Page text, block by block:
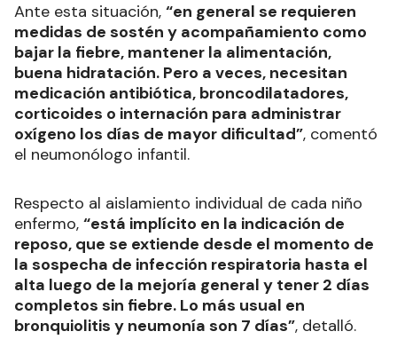
Ante esta situación, “en general se requieren
medidas de sostén y acompañamiento como
bajar la fiebre, mantener la alimentación,
buena hidratación. Pero a veces, necesitan
medicación antibiótica, broncodilatadores,
corticoides o internación para administrar
oxígeno los días de mayor dificultad”, comentó
el neumonólogo infantil.
Respecto al aislamiento individual de cada niño
enfermo, “está implícito en la indicación de
reposo, que se extiende desde el momento de
la sospecha de infección respiratoria hasta el
alta luego de la mejoría general y tener 2 días
completos sin fiebre. Lo más usual en
bronquiolitis y neumonía son 7 días”, detalló.